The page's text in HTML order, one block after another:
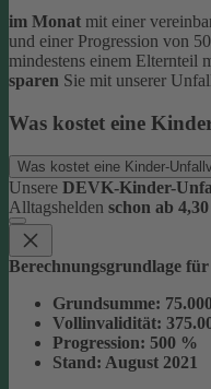
im Monat mit einer
und einer Progression von
mindestens einem Elternteil
sparen Sie mit unserer
Was kostet eine
Was kostet eine Kinder-
Unsere DEVK-Kinder-
Alltagshelden schon ab
Berechnungsgrundlage
Grundsumme:
Vollinvalidität:
Progression: 500 %
Stand: August 2021